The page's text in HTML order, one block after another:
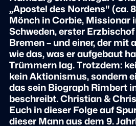
„Apostel des Nordens" (ca.
Mönch in Corbie, Missionar
Schweden, erster
Bremen – und einer, der mit
wie das, was er aufgebaut
Trümmern lag. Trotzdem:
kein Aktionismus, sondern
das sein Biograph Rimbert
beschreibt. Christian &
Euch in dieser Folge auf
dieser Mann aus dem 9.